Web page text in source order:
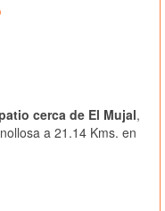
cerca de El Mujal,
a 21.14 Kms. en